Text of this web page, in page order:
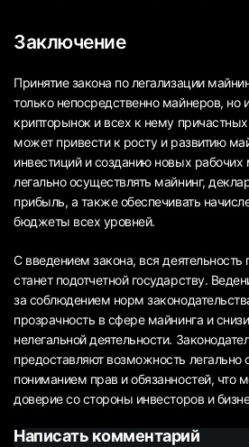
Заключение
Принятие закона по легализации
только непосредственно майнеров, но
крипторынок и всех к нему
может привести к росту и развитию
инвестиций и созданию новых рабочих
легально осуществлять майнинг,
прибыль, а также обеспечивать
бюджеты всех уровней.
С введением закона, вся
станет подотчетной государству.
за соблюдением норм
прозрачность в сфере майнинга и
нелегальной деятельности.
предоставляют возможность легально
пониманием прав и обязанностей, что
доверие со стороны инвесторов и
Написать комментарий